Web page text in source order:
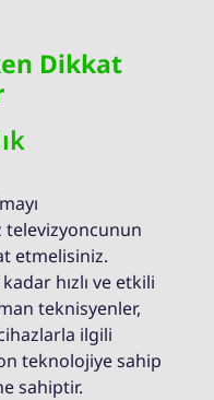
Dikkat
televizyoncunun
etmelisiniz.
hızlı ve etkili
teknisyenler,
ilgili
teknolojiye sahip
sahiptir.